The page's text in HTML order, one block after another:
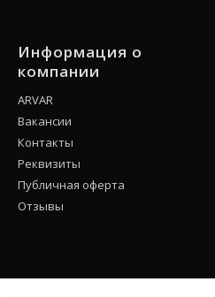
Информация о
компании
ARVAR
Вакансии
Контакты
Реквизиты
Публичная оферта
Отзывы